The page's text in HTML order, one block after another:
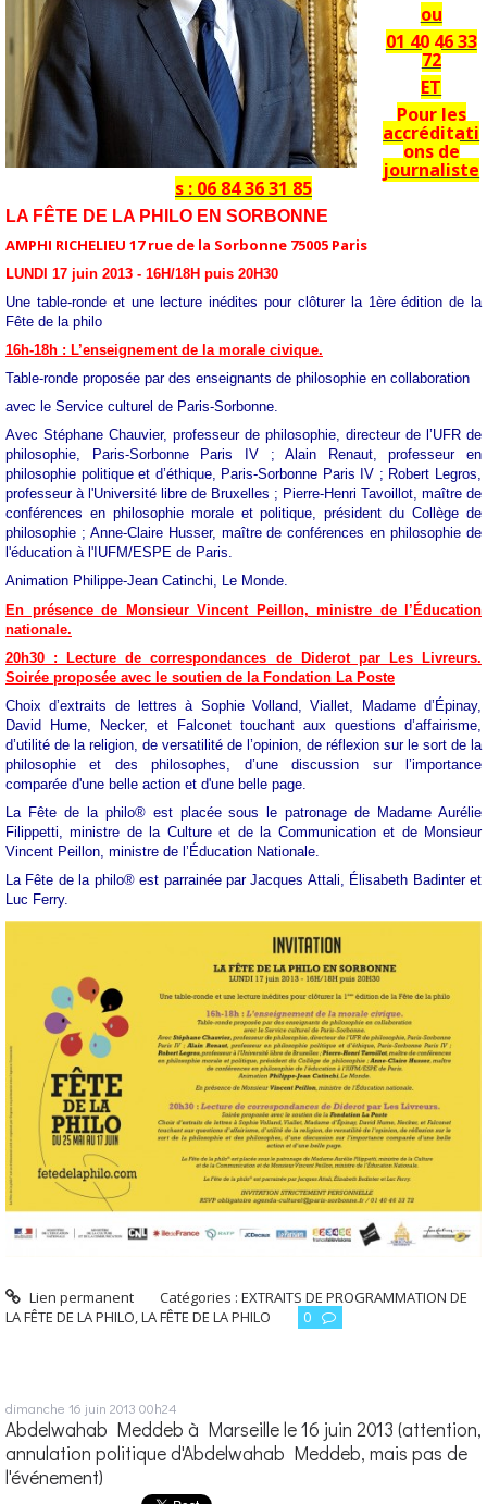
ou
01 40 46 33
72
ET
Pour les
accréditati
ons de
journaliste
s : 06 84 36 31 85
LA FÊTE DE LA PHILO EN SORBONNE
AMPHI RICHELIEU 17 rue de la Sorbonne 75005 Paris
LUNDI 17 juin 2013 - 16H/18H puis 20H30
Une table-ronde et une lecture inédites pour clôturer la 1ère édition de la
Fête de la philo
16h-18h : L’enseignement de la morale civique.
Table-ronde proposée par des enseignants de philosophie en collaboration
avec le Service culturel de Paris-Sorbonne.
Avec Stéphane Chauvier, professeur de philosophie, directeur de l’UFR de
philosophie, Paris-Sorbonne Paris IV ; Alain Renaut, professeur en
philosophie politique et d’éthique, Paris-Sorbonne Paris IV ; Robert Legros,
professeur à l'Université libre de Bruxelles ; Pierre-Henri Tavoillot, maître de
conférences en philosophie morale et politique, président du Collège de
philosophie ; Anne-Claire Husser, maître de conférences en philosophie de
l'éducation à l'IUFM/ESPE de Paris.
Animation Philippe-Jean Catinchi, Le Monde.
En présence de Monsieur Vincent Peillon, ministre de l’Éducation
nationale.
20h30 : Lecture de correspondances de Diderot par Les Livreurs.
Soirée proposée avec le soutien de la Fondation La Poste
Choix d’extraits de lettres à Sophie Volland, Viallet, Madame d’Épinay,
David Hume, Necker, et Falconet touchant aux questions d’affairisme,
d’utilité de la religion, de versatilité de l’opinion, de réflexion sur le sort de la
philosophie et des philosophes, d’une discussion sur l’importance
comparée d'une belle action et d'une belle page.
La Fête de la philo® est placée sous le patronage de Madame Aurélie
Filippetti, ministre de la Culture et de la Communication et de Monsieur
Vincent Peillon, ministre de l’Éducation Nationale.
La Fête de la philo® est parrainée par Jacques Attali, Élisabeth Badinter et
Luc Ferry.
Lien permanent Catégories :EXTRAITS DE PROGRAMMATION DE
LA FÊTE DE LA PHILO,LA FÊTE DE LA PHILO 0
dimanche 16 juin 2013 00h24
Abdelwahab Meddeb à Marseille le 16 juin 2013 (attention,
annulation politique d'Abdelwahab Meddeb, mais pas de
l'événement)